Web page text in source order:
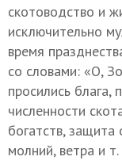
скотоводство и
исключительно
время
со словами: «О,
просились блага,
численности
богатств,
молний, ветра и